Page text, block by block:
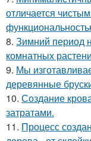
отличается
8. Зимний период
комнатных
9. Мы
деревянные
10. Создание
затратами.
11. Процесс